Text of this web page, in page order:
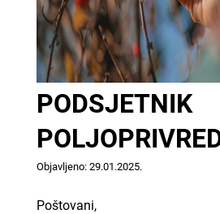
PODSJETNIK
Objavljeno: 29.01.2025.
Poštovani,